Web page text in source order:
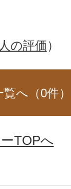
の評価）
覧へ（0件）
TOPへ